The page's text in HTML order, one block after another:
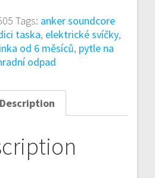
Tags: anker soundcore
taska, elektrické svíčky,
od 6 měsíců, pytle na
odpad
Description